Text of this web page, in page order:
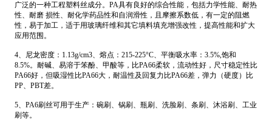
广泛的一种工程塑料丝成分。PA具有良好的综合性能，包括力学性能、耐热
性、耐磨 损性、耐化学药品性和自润滑性，且摩擦系数低，有一定的阻燃
性，易于加工，适于用玻璃纤维和其它填料填充增强改性，提高性能和扩大
应用范围。
4、尼龙密度：1.13g/cm3、熔点：215-225°C、平衡吸水率：3.5%,饱和
8.5%。耐碱、易溶于笨酚、甲酸等，比PA66柔软，流动性好，尺寸稳定性比
PA66好，但吸湿性比PA66大，耐温性及回复力比PA66差，弹力（硬度）比
PP、PBT差。
5、PA6刷丝可用于生产：碗刷、锅刷、瓶刷、洗脸刷、条刷、沐浴刷、工业
刷等。